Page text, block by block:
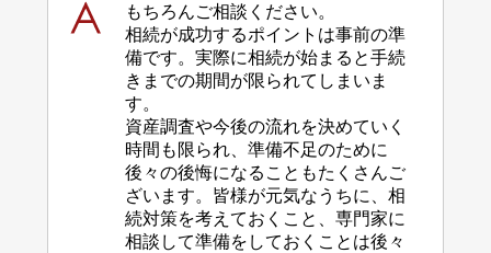
もちろんご相談ください。
相続が成功するポイントは事前の準
備です。実際に相続が始まると手続
きまでの期間が限られてしまいま
す。
資産調査や今後の流れを決めていく
時間も限られ、準備不足のために
後々の後悔になることもたくさんご
ざいます。皆様が元気なうちに、相
続対策を考えておくこと、 専門家に
相談して準備をしておくことは後々